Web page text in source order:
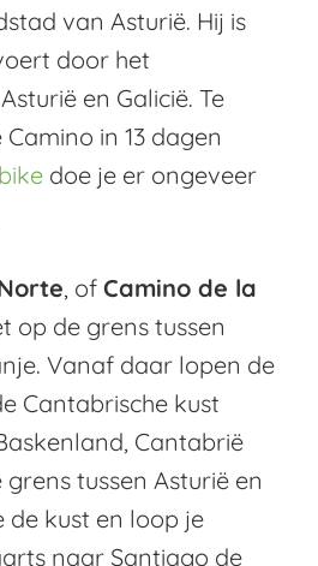
van Asturië. Hij is
door het
en Galicië. Te
in 13 dagen
doe je er ongeveer
, of Camino de la
op de grens tussen
Vanaf daar lopen de
Cantabrische kust
Cantabrië
grens tussen Asturië en
de kust en loop je
naar Santiago de